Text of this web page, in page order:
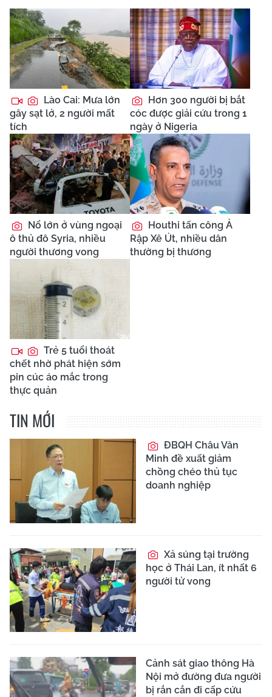
Lào Cai: Mưa lớn
gây sạt lở, 2 người mất
tích
Hơn 300 người bị bắt
cóc được giải cứu trong 1
ngày ở Nigeria
Nổ lớn ở vùng ngoại
ô thủ đô Syria, nhiều
người thương vong
Houthi tấn công Ả
Rập Xê Út, nhiều dân
thường bị thương
Trẻ 5 tuổi thoát
chết nhờ phát hiện sớm
pin cúc áo mắc trong
thực quản
TIN MỚI
ĐBQH Châu Văn
Minh đề xuất giảm
chồng chéo thủ tục
doanh nghiệp
Xả súng tại trường
học ở Thái Lan, ít nhất 6
người tử vong
Cảnh sát giao thông Hà
Nội mở đường đưa người
bị rắn cắn đi cấp cứu